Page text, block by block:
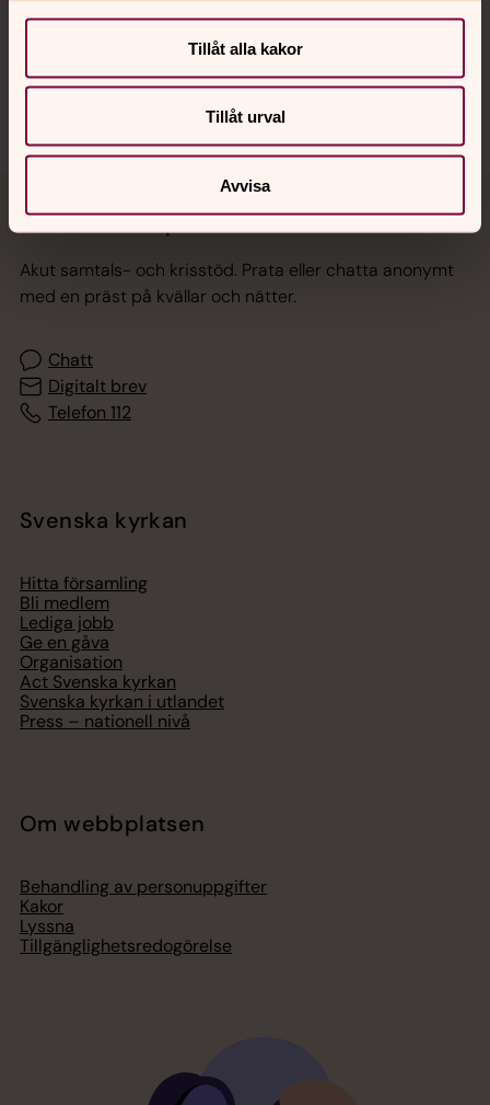
Tillåt alla kakor
Tillåt urval
Avvisa
Jourhavande präst
Akut samtals- och krisstöd. Prata eller chatta anonymt
med en präst på kvällar och nätter.
Chatt
Digitalt brev
Telefon 112
Svenska kyrkan
Hitta församling
Bli medlem
Lediga jobb
Ge en gåva
Organisation
Act Svenska kyrkan
Svenska kyrkan i utlandet
Press – nationell nivå
Om webbplatsen
Behandling av personuppgifter
Kakor
Lyssna
Tillgänglighetsredogörelse